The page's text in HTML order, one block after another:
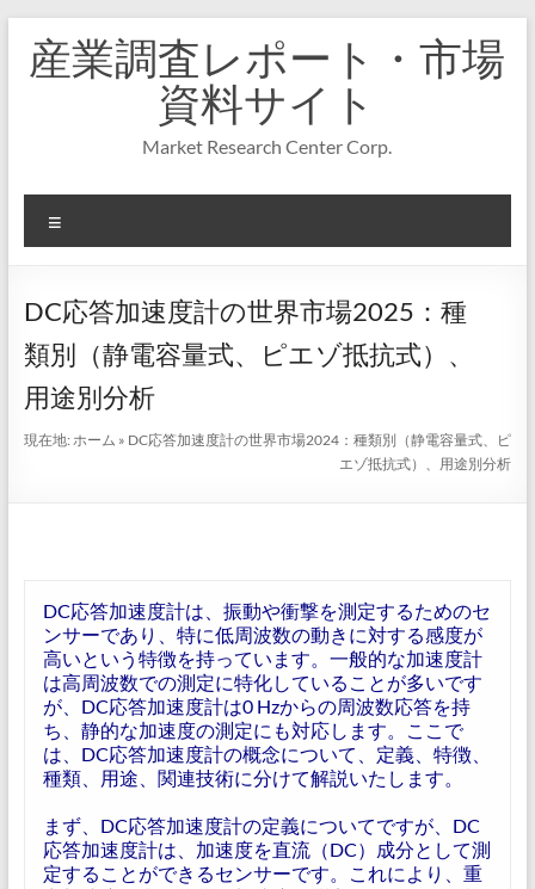
キ
プ
産業調査レポート・市場
資料サイト
Market Research Center Corp.
ニ
ー
DC応答加速度計の世界市場2025：種
類別（静電容量式、ピエゾ抵抗式）、
用途別分析
現在地:ホーム » DC応答加速度計の世界市場2024：種類別（静電容量式、ピ
エゾ抵抗式）、用途別分析
DC応答加速度計は、振動や衝撃を測定するためのセ
ンサーであり、特に低周波数の動きに対する感度が
高いという特徴を持っています。一般的な加速度計
は高周波数での測定に特化していることが多いです
が、DC応答加速度計は0 Hzからの周波数応答を持
ち、静的な加速度の測定にも対応します。ここで
は、DC応答加速度計の概念について、定義、特徴、
種類、用途、関連技術に分けて解説いたします。
まず、DC応答加速度計の定義についてですが、DC
応答加速度計は、加速度を直流（DC）成分として測
定することができるセンサーです。これにより、重